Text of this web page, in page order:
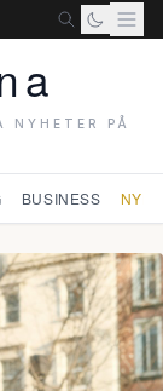
NYHETER PÅ
BUSINESS